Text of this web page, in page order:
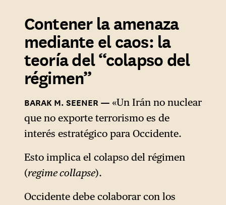
Contener la amenaza
mediante el caos: la
teoría del “colapso del
régimen”
«Un Irán no nuclear
que no exporte terrorismo es de
interés estratégico para Occidente.
Esto implica el colapso del régimen
(regime collapse).
Occidente debe colaborar con los